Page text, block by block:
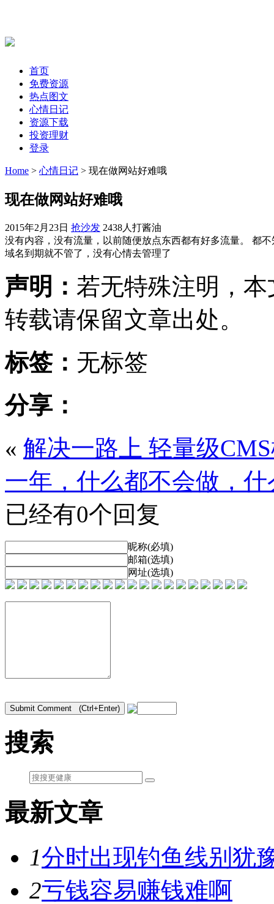
首页
免费资源
热点图文
心情日记
资源下载
投资理财
登录
Home > 心情日记 > 现在做网站好难哦
现在做网站好难哦
2015年2月23日 抢沙发 2438人打酱油
没有内容，没有流量，以前随便放点东西都有好多流量。 都
域名到期就不管了，没有心情去管理了
声明： 若无特殊注明，
转载请保留文章出处。
标签： 无标签
分享：
« 解决一路上 轻量级
一年，什么都不会做，
已经有0个回复
昵称(必填)
邮箱(选填)
网址(选填)
搜索
最新文章
1分时出现钓鱼线别犹
2亏钱容易赚钱难啊